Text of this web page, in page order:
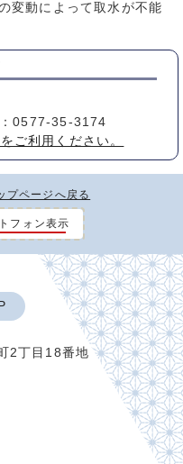
変動によって取水が不能
0577-35-3174
ご利用ください。
プページへ戻る
フォン表示
2丁目18番地